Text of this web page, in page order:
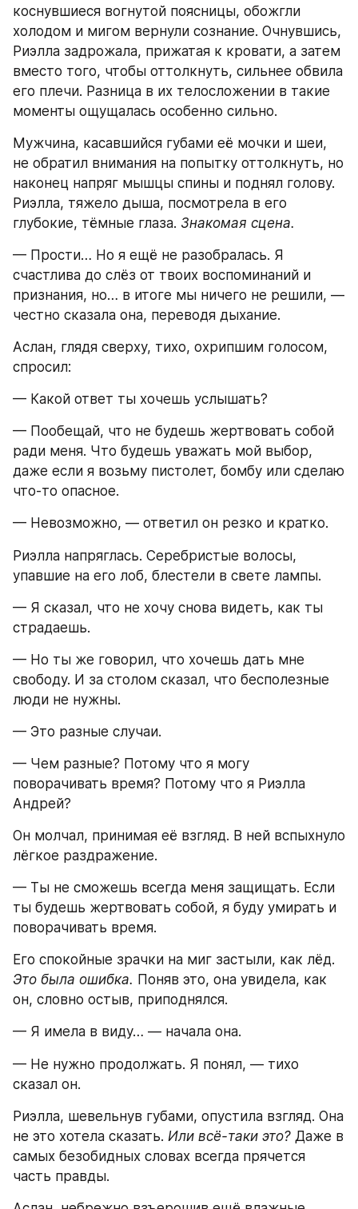
коснувшиеся вогнутой поясницы, обожгли
холодом и мигом вернули сознание. Очнувшись,
Риэлла задрожала, прижатая к кровати, а затем
вместо того, чтобы оттолкнуть, сильнее обвила
его плечи. Разница в их телосложении в такие
моменты ощущалась особенно сильно.
Мужчина, касавшийся губами её мочки и шеи,
не обратил внимания на попытку оттолкнуть, но
наконец напряг мышцы спины и поднял голову.
Риэлла, тяжело дыша, посмотрела в его
глубокие, тёмные глаза. Знакомая сцена.
— Прости… Но я ещё не разобралась. Я
счастлива до слёз от твоих воспоминаний и
признания, но… в итоге мы ничего не решили, —
честно сказала она, переводя дыхание.
Аслан, глядя сверху, тихо, охрипшим голосом,
спросил:
— Какой ответ ты хочешь услышать?
— Пообещай, что не будешь жертвовать собой
ради меня. Что будешь уважать мой выбор,
даже если я возьму пистолет, бомбу или сделаю
что-то опасное.
— Невозможно, — ответил он резко и кратко.
Риэлла напряглась. Серебристые волосы,
упавшие на его лоб, блестели в свете лампы.
— Я сказал, что не хочу снова видеть, как ты
страдаешь.
— Но ты же говорил, что хочешь дать мне
свободу. И за столом сказал, что бесполезные
люди не нужны.
— Это разные случаи.
— Чем разные? Потому что я могу
поворачивать время? Потому что я Риэлла
Андрей?
Он молчал, принимая её взгляд. В ней вспыхнуло
лёгкое раздражение.
— Ты не сможешь всегда меня защищать. Если
ты будешь жертвовать собой, я буду умирать и
поворачивать время.
Это была ошибка. Поняв это, она увидела, как
он, словно остыв, приподнялся.
— Я имела в виду… — начала она.
— Не нужно продолжать. Я понял, — тихо
сказал он.
Риэлла, шевельнув губами, опустила взгляд. Она
не это хотела сказать. Или всё-таки это? Даже в
самых безобидных словах всегда прячется
часть правды.